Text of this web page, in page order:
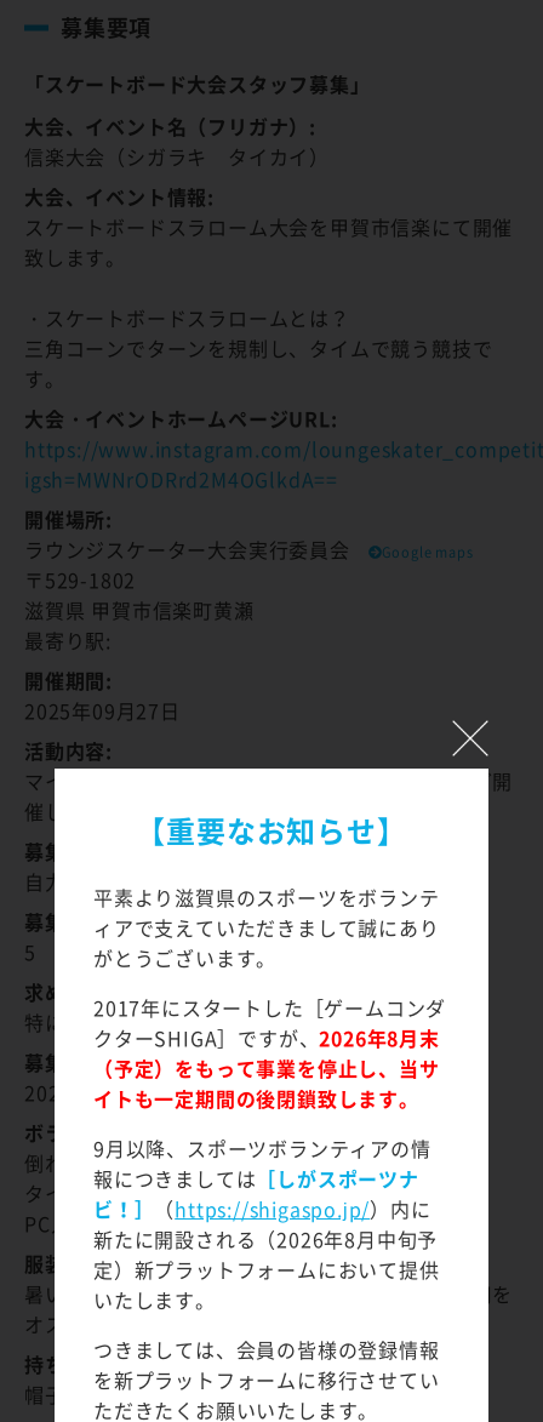
募集要項
「スケートボード大会スタッフ募集」
大会、イベント名（フリガナ）:
信楽大会（シガラキ タイカイ）
大会、イベント情報:
スケートボードスラローム大会を甲賀市信楽にて開催
致します。
・スケートボードスラロームとは？
三角コーンでターンを規制し、タイムで競う競技で
す。
大会・イベントホームページURL:
https://www.instagram.com/
igsh=MWNrODRrd2M4OGlkdA==
開催場所:
ラウンジスケーター大会実行委員会
Google maps
〒529-1802
滋賀県 甲賀市信楽町黄瀬
最寄り駅:
開催期間:
2025年09月27日
活動内容:
マイアミ浜オートキャンプ場にて大会や練習会など開
催しています。
募集対象:
自力で会場に来れる方
募集人数:
5
求める専門性:
特に無し
募集期間:
2025年06月09日 ～2025年08月29日
ボランティア内容:
倒れた三角コーン元に戻す作業
タイムの読み上げ
PC入力（簡単作業）
服装:
暑い事が予想されますので、軽装で、帽子など着用を
オススメします。
持ち物:
帽子、ドリンク、タオル、椅子
【重要なお知らせ】
平素より滋賀県のスポーツをボランテ
ィアで支えていただきまして誠にあり
がとうございます。
2017年にスタートした［ゲームコンダ
クターSHIGA］ですが、2026年8月末
（予定）をもって事業を停止し、当サ
イトも一定期間の後閉鎖致します。
9月以降、スポーツボランティアの情
報につきましては ［しがスポーツナ
ビ！］
（https://shigaspo.jp/）内に
新たに開設される（2026年8月中旬予
定）新プラットフォームにおいて提供
いたします。
つきましては、会員の皆様の登録情報
を新プラットフォームに移行させてい
ただきたくお願いいたします。